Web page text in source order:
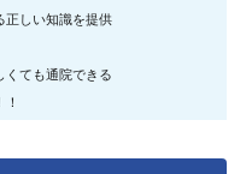
正しい知識を提供
くても通院できる